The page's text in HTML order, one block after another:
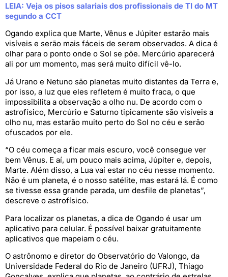
LEIA: Veja os pisos salariais dos profissionais de TI do MT
segundo a CCT
Ogando explica que Marte, Vênus e Júpiter estarão mais
visíveis e serão mais fáceis de serem observados. A dica é
olhar para o ponto onde o Sol se põe. Mercúrio aparecerá
ali por um momento, mas será muito difícil vê-lo.
Já Urano e Netuno são planetas muito distantes da Terra e,
por isso, a luz que eles refletem é muito fraca, o que
impossibilita a observação a olho nu. De acordo com o
astrofísico, Mercúrio e Saturno tipicamente são visíveis a
olho nu, mas estarão muito perto do Sol no céu e serão
ofuscados por ele.
“O céu começa a ficar mais escuro, você consegue ver
bem Vênus. E aí, um pouco mais acima, Júpiter e, depois,
Marte. Além disso, a Lua vai estar no céu nesse momento.
Não é um planeta, é o nosso satélite, mas estará lá. É como
se tivesse essa grande parada, um desfile de planetas”,
descreve o astrofísico.
Para localizar os planetas, a dica de Ogando é usar um
aplicativo para celular. É possível baixar gratuitamente
aplicativos que mapeiam o céu.
O astrônomo e diretor do Observatório do Valongo, da
Universidade Federal do Rio de Janeiro (UFRJ), Thiago